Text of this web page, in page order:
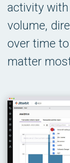
activity
volume,
over time
matter